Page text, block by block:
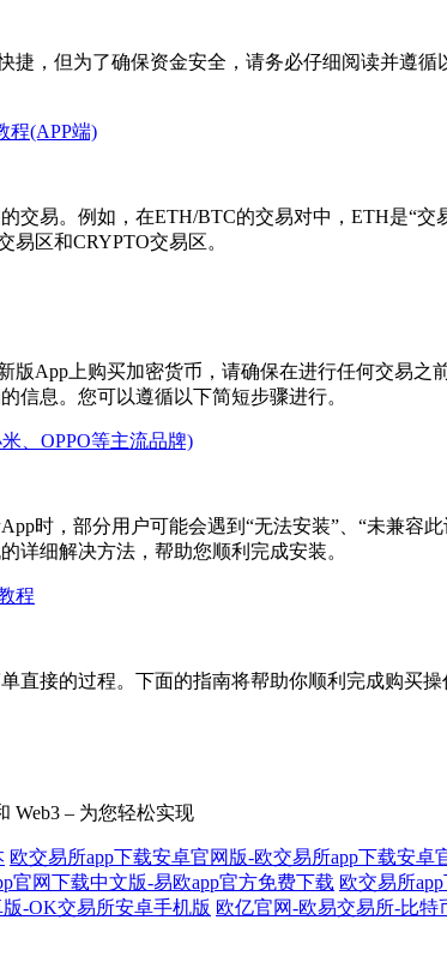
捷，但为了确保资金安全，请务必仔细阅读并遵
程(APP端)
交易。例如，在ETH/BTC的交易对中，ETH是“
区和CRYPTO交易区。
App上购买加密货币，请确保在进行任何交易
信息。您可以遵循以下简短步骤进行。
、OPPO等主流品牌)
时，部分用户可能会遇到“无法安装”、“未兼容
详细解决方法，帮助您顺利完成安装。
程
直接的过程。下面的指南将帮助你顺利完成购买操
Web3 – 为您轻松实现
欧交易所app下载安卓官网版-欧交易所app下载安卓
官网下载中文版-易欧app官方免费下载 欧交易所
-OK交易所安卓手机版 欧亿官网-欧易交易所-比特